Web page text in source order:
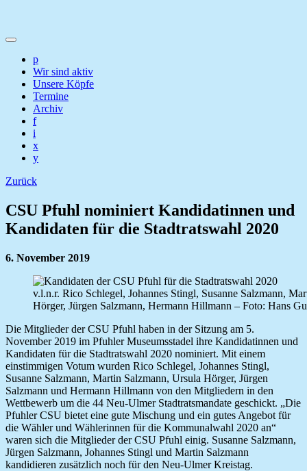
p
Wir sind aktiv
Unsere Köpfe
Termine
Archiv
f
i
x
y
Zurück
CSU Pfuhl nominiert Kandidatinnen und
Kandidaten für die Stadtratswahl 2020
6. November 2019
v.l.n.r. Rico Schlegel, Johannes Stingl, Susanne Salzmann,
Hörger, Jürgen Salzmann, Hermann Hillmann – Foto: Hans
Die Mitglieder der CSU Pfuhl haben in der Sitzung am 5.
November 2019 im Pfuhler Museumsstadel ihre Kandidatinnen und
Kandidaten für die Stadtratswahl 2020 nominiert. Mit einem
einstimmigen Votum wurden Rico Schlegel, Johannes Stingl,
Susanne Salzmann, Martin Salzmann, Ursula Hörger, Jürgen
Salzmann und Hermann Hillmann von den Mitgliedern in den
Wettbewerb um die 44 Neu-Ulmer Stadtratsmandate geschickt. „Die
Pfuhler CSU bietet eine gute Mischung und ein gutes Angebot für
die Wähler und Wählerinnen für die Kommunalwahl 2020 an“
waren sich die Mitglieder der CSU Pfuhl einig. Susanne Salzmann,
Jürgen Salzmann, Johannes Stingl und Martin Salzmann
kandidieren zusätzlich noch für den Neu-Ulmer Kreistag.